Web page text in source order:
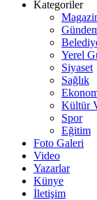
Kategoriler
Yerel
Siyaset
Sağlık
Kültür
Spor
Eğitim
Foto Galeri
Video
Yazarlar
Künye
İletişim